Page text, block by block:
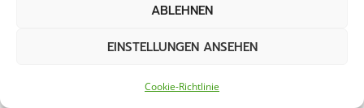
ABLEHNEN
EINSTELLUNGEN ANSEHEN
Cookie-Richtlinie
Freudenberg
Gummersbach
Winterdienst in Kierspe